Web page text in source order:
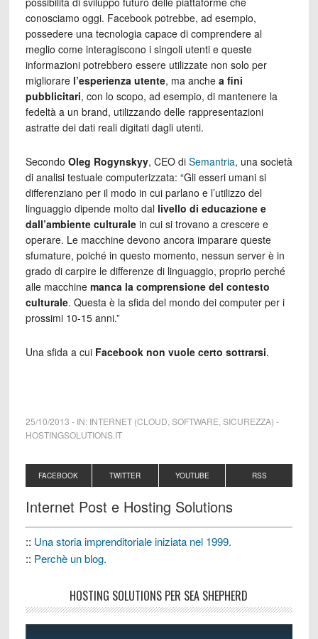
conosciamo oggi. Facebook potrebbe, ad esempio,
possedere una tecnologia capace di comprendere al
meglio come interagiscono i singoli utenti e queste
informazioni potrebbero essere utilizzate non solo per
migliorarel’esperienza utente, ma anche a fini
pubblicitari, con lo scopo, ad esempio, di mantenere la
fedeltà a un brand, utilizzando delle rappresentazioni
astratte dei dati reali digitati dagli utenti.
Secondo Oleg Rogynskyy, CEO di Semantria, una società
di analisi testuale computerizzata: “Gli esseri umani si
differenziano per il modo in cui parlano e l’utilizzo del
linguaggio dipende molto dal livello di educazione e
dall’ambiente culturale in cui si trovano a crescere e
operare. Le macchine devono ancora imparare queste
sfumature, poiché in questo momento, nessun server è in
grado di carpire le differenze di linguaggio, proprio perché
alle macchine manca la comprensione del contesto
culturale. Questa è la sfida del mondo dei computer per i
prossimi 10-15 anni.”
Una sfida a cui Facebook non vuole certo sottrarsi.
25/10/2013 - IN: INTERNET (CLOUD, SOFTWARE, SICUREZZA) -
HOSTINGSOLUTIONS.IT
FACEBOOK TWITTER YOUTUBE RSS
Internet Post e Hosting Solutions
:: Una storia imprenditoriale iniziata nel 1999.
:: Perchè un blog.
HOSTING SOLUTIONS PER SEA SHEPHERD